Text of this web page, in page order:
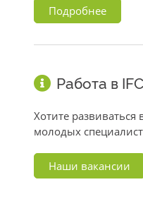
Подробнее
Работа в
Хотите
молодых
Наши вакансии